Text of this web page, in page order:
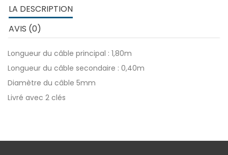
LA DESCRIPTION
AVIS (0)
Longueur du câble principal : 1,80m
Longueur du câble secondaire : 0,40m
Diamètre du câble 5mm
Livré avec 2 clés